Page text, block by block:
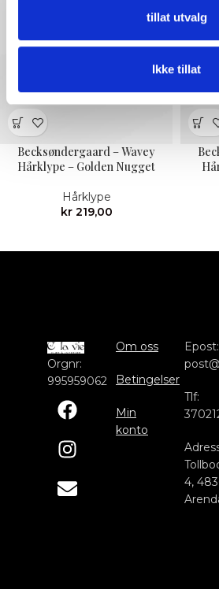
tillat utvalg
Ikke tillat
Becksøndergaard – Wavey
Hårklype – Golden Nugget
Hårklype
kr219,00
Orgnr:
995959062
Om oss
Betingelser
Min
konto
Epost:
Tlf:
4,